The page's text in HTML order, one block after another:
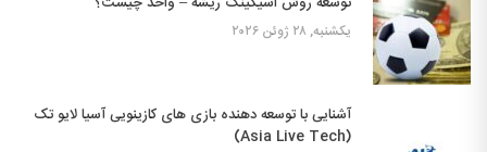
یکشنبه, ۲۸ ژوئن ۲۰۲۶
آشنایی با توسعه دهنده بازی های کازینویی آسیا لایو تک
(Asia Live Tech)